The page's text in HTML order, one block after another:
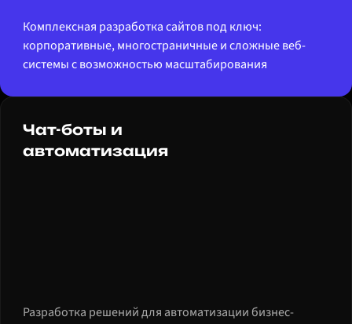
Комплексная разработка сайтов под ключ:
корпоративные, многостраничные и сложные веб-
системы с возможностью масштабирования
Чат-боты и
автоматизация
Разработка решений для автоматизации бизнес-